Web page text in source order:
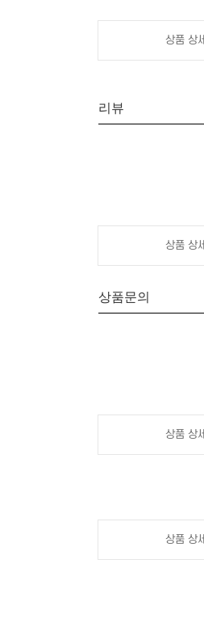
상품 상세
리뷰
상품 상세
상품문의
상품 상세
상품 상세